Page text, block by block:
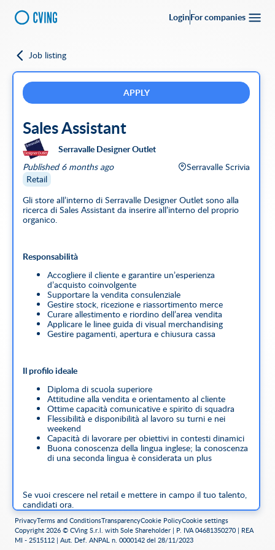
LoginFor companies
Full-time Full Remote CVing Referral
City
SEARCH
Go back
Job listing
APPLY
Sales Assistant
Serravalle Designer Outlet
Published 6 months ago
Serravalle Scrivia
Retail
Gli store all’interno di Serravalle Designer Outlet sono alla
ricerca di Sales Assistant da inserire all’interno del proprio
organico.
Responsabilità
Accogliere il cliente e garantire un’esperienza
d’acquisto coinvolgente
Supportare la vendita consulenziale
Gestire stock, ricezione e riassortimento merce
Curare allestimento e riordino dell’area vendita
Applicare le linee guida di visual merchandising
Gestire pagamenti, apertura e chiusura cassa
Il profilo ideale
Diploma di scuola superiore
Attitudine alla vendita e orientamento al cliente
Ottime capacità comunicative e spirito di squadra
Flessibilità e disponibilità al lavoro su turni e nei
weekend
Capacità di lavorare per obiettivi in contesti dinamici
Buona conoscenza della lingua inglese; la conoscenza
di una seconda lingua è considerata un plus
Se vuoi crescere nel retail e mettere in campo il tuo talento,
candidati ora.
La ricerca è curata da CVing s.r.l. - Aut. Def. ANPAL n.
PrivacyTerms and ConditionsTransparencyCookie PolicyCookie settings
Copyright 2026 © CVing S.r.l. with Sole Shareholder | P. IVA 04681350270 | REA
MI - 2515112 | Aut. Def. ANPAL n. 0000142 del 28/11/2023